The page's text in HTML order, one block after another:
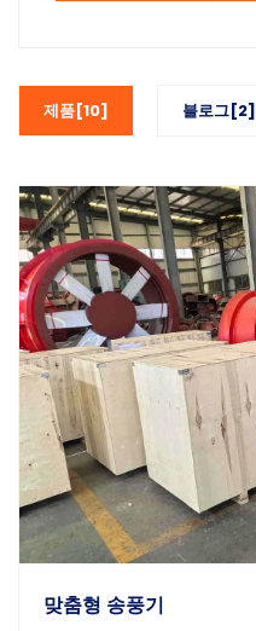
제품[10] 블로그[2]
맞춤형 송풍기